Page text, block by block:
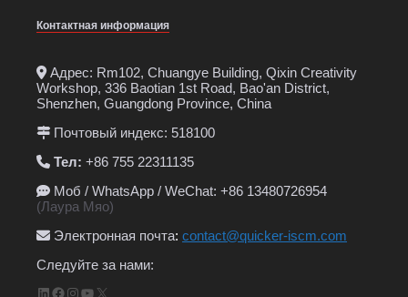
Контактная информация
Адрес: Rm102, Chuangye Building, Qixin Creativity
Workshop, 336 Baotian 1st Road, Bao'an District,
Shenzhen, Guangdong Province, China
Почтовый индекс: 518100
Тел: +86 755 22311135
Моб / WhatsApp / WeChat: +86 13480726954
(Лаура Мяо)
Электронная почта: contact@quicker-iscm.com
Следуйте за нами:
LinkedIn
Facebook
Instagram
YouTube
X